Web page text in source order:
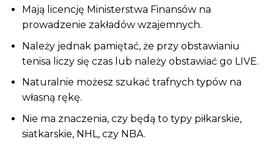
Mają licencję Ministerstwa Finansów na
prowadzenie zakładów wzajemnych.
Należy jednak pamiętać, że przy obstawianiu
tenisa liczy się czas lub należy obstawiać go LIVE.
Naturalnie możesz szukać trafnych typów na
własną rękę.
Nie ma znaczenia, czy będą to typy piłkarskie,
siatkarskie, NHL, czy NBA.